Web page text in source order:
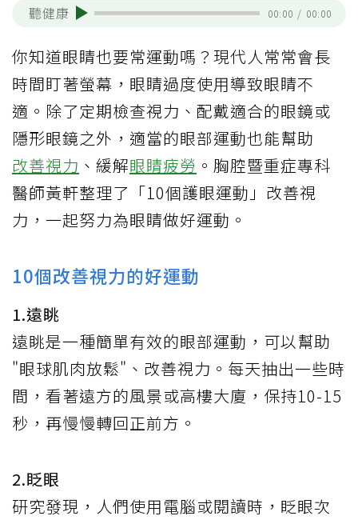
聽健康 00:00 / 00:00
你知道眼睛也要常運動嗎？現代人常常會長
時間盯著螢幕，眼睛過度使用導致眼睛不
適。除了定期檢查視力、配戴適合的眼鏡或
隱形眼鏡之外，適當的眼部運動也能幫助
改善視力 、緩解眼睛疲勞 。胸腔暨重症專科
醫師黃軒整理了「10個護眼運動」改善視
力，一起努力為眼睛做好運動。
10個改善視力的好運動
1.遠眺
遠眺是一種簡單有效的眼部運動，可以幫助
"眼球肌肉放鬆"、改善視力。每天抽出一些時
間，看著遠方的風景或高樓大廈，保持10-15
秒，再慢慢轉回正前方。
2.眨眼
研究發現，人們使用電腦或閱讀時，眨眼次